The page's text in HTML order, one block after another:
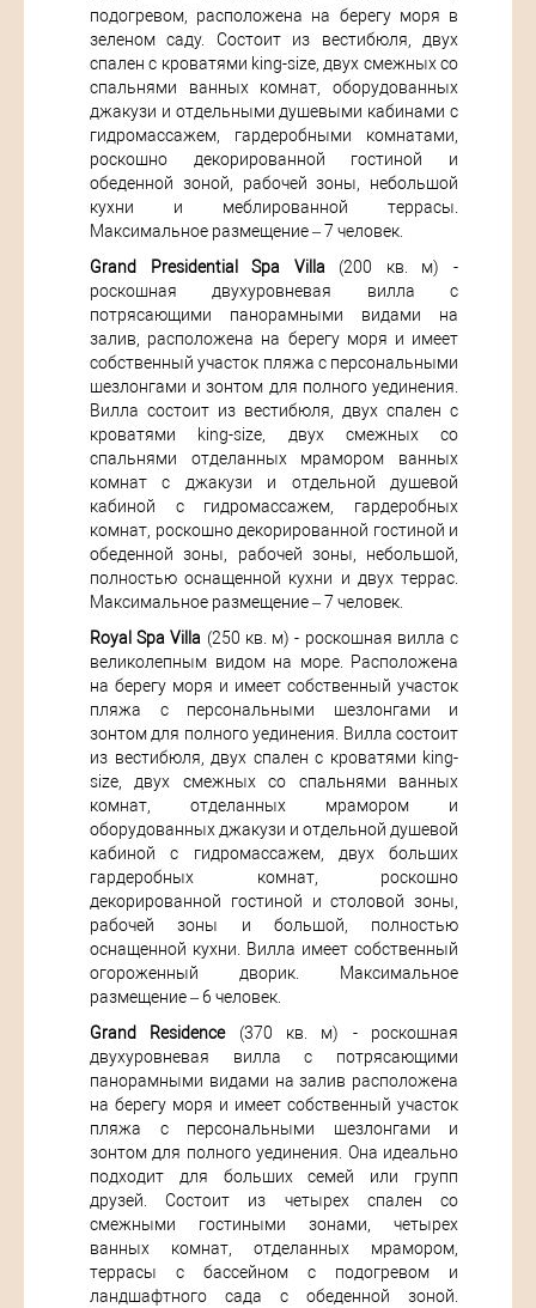
подогревом, расположена на берегу моря в
зеленом саду. Состоит из вестибюля, двух
спален с кроватями king-size, двух смежных со
спальнями ванных комнат, оборудованных
джакузи и отдельными душевыми кабинами с
гидромассажем, гардеробными комнатами,
роскошно декорированной гостиной и
обеденной зоной, рабочей зоны, небольшой
кухни и меблированной террасы.
Максимальное размещение – 7 человек.
Grand Presidential Spa Villa (200 кв. м) -
роскошная двухуровневая вилла с
потрясающими панорамными видами на
залив, расположена на берегу моря и имеет
собственный участок пляжа с персональными
шезлонгами и зонтом для полного уединения.
Вилла состоит из вестибюля, двух спален с
кроватями king-size, двух смежных со
спальнями отделанных мрамором ванных
комнат с джакузи и отдельной душевой
кабиной с гидромассажем, гардеробных
комнат, роскошно декорированной гостиной и
обеденной зоны, рабочей зоны, небольшой,
полностью оснащенной кухни и двух террас.
Максимальное размещение – 7 человек.
Royal Spa Villa (250 кв. м) - роскошная вилла с
великолепным видом на море. Расположена
на берегу моря и имеет собственный участок
пляжа с персональными шезлонгами и
зонтом для полного уединения. Вилла состоит
из вестибюля, двух спален с кроватями king-
size, двух смежных со спальнями ванных
комнат, отделанных мрамором и
оборудованных джакузи и отдельной душевой
кабиной с гидромассажем, двух больших
гардеробных комнат, роскошно
декорированной гостиной и столовой зоны,
рабочей зоны и большой, полностью
оснащенной кухни. Вилла имеет собственный
огороженный дворик. Максимальное
размещение – 6 человек.
Grand Residence(370 кв. м) - роскошная
двухуровневая вилла с потрясающими
панорамными видами на залив расположена
на берегу моря и имеет собственный участок
пляжа с персональными шезлонгами и
зонтом для полного уединения. Она идеально
подходит для больших семей или групп
друзей. Состоит из четырех спален со
смежными гостиными зонами, четырех
ванных комнат, отделанных мрамором,
террасы с бассейном с подогревом и
ландшафтного сада с обеденной зоной.